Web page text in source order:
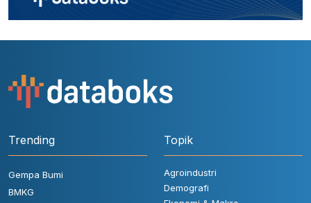
Trending
Gempa Bumi
BMKG
Topik
Agroindustri
Demografi